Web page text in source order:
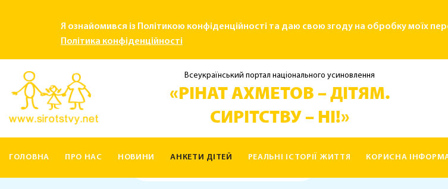
Я ознайомився із Політикою конфіденційності та даю свою згоду на обробку моїх
Політика конфіденційності
Всеукраїнський портал національного усиновлення
«РІНАТ АХМЕТОВ – ДІТЯМ.
СИРІТСТВУ – НІ!»
ГОЛОВНА ПРО НАС НОВИНИ АНКЕТИ ДІТЕЙ РЕАЛЬНІ ІСТОРІЇ ЖИТТЯ КОРИСНА